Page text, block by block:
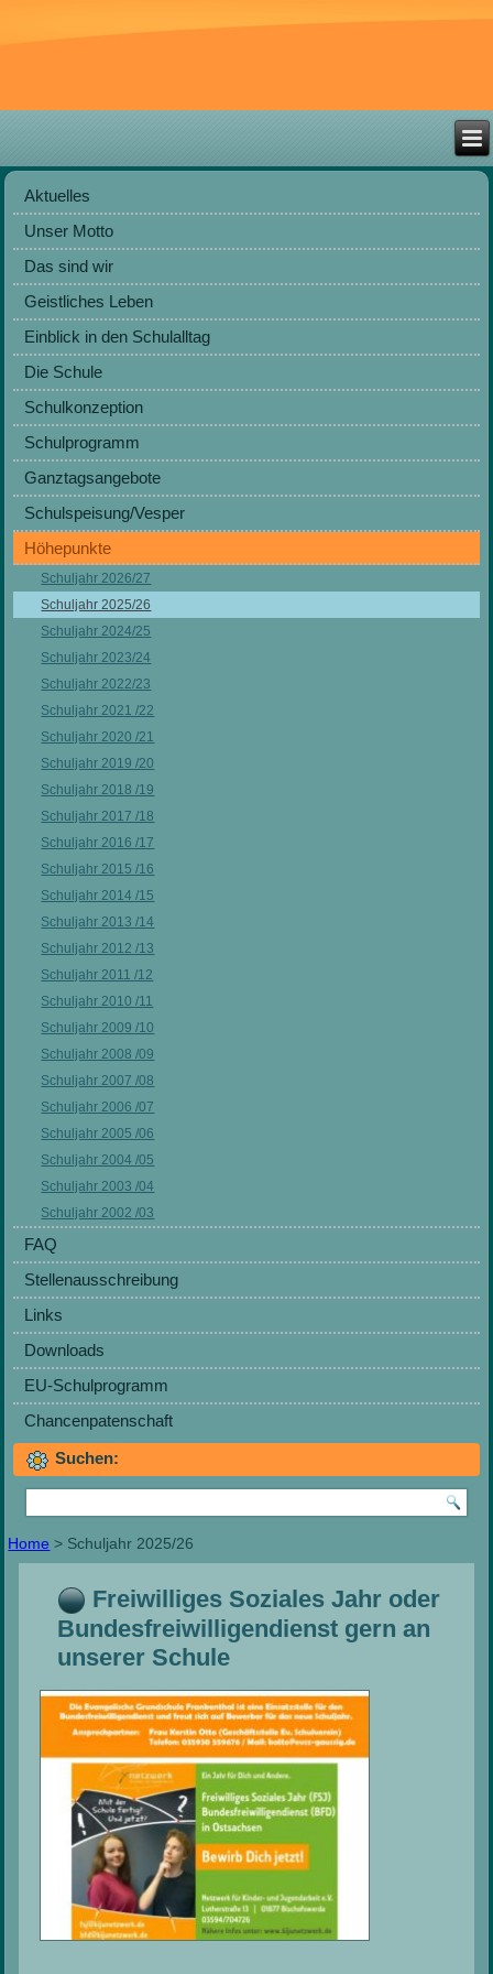
Aktuelles
Unser Motto
Das sind wir
Geistliches Leben
Einblick in den Schulalltag
Die Schule
Schulkonzeption
Schulprogramm
Ganztagsangebote
Schulspeisung/Vesper
Höhepunkte
Schuljahr 2026/27
Schuljahr 2025/26
Schuljahr 2024/25
Schuljahr 2023/24
Schuljahr 2022/23
Schuljahr 2021 /22
Schuljahr 2020 /21
Schuljahr 2019 /20
Schuljahr 2018 /19
Schuljahr 2017 /18
Schuljahr 2016 /17
Schuljahr 2015 /16
Schuljahr 2014 /15
Schuljahr 2013 /14
Schuljahr 2012 /13
Schuljahr 2011 /12
Schuljahr 2010 /11
Schuljahr 2009 /10
Schuljahr 2008 /09
Schuljahr 2007 /08
Schuljahr 2006 /07
Schuljahr 2005 /06
Schuljahr 2004 /05
Schuljahr 2003 /04
Schuljahr 2002 /03
FAQ
Stellenausschreibung
Links
Downloads
EU-Schulprogramm
Chancenpatenschaft
Suchen:
Home > Schuljahr 2025/26
Freiwilliges Soziales Jahr oder
Bundesfreiwilligendienst gern an
unserer Schule